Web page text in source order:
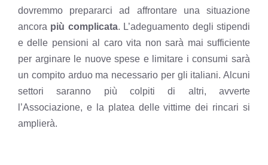
dovremmo prepararci ad affrontare una situazione
ancora più complicata. L’adeguamento degli stipendi
e delle pensioni al caro vita non sarà mai sufficiente
per arginare le nuove spese e limitare i consumi sarà
un compito arduo ma necessario per gli italiani. Alcuni
settori saranno più colpiti di altri, avverte
l’Associazione, e la platea delle vittime dei rincari si
amplierà.